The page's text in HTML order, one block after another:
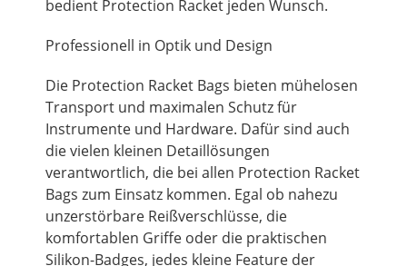
bedient Protection Racket jeden Wunsch.
Professionell in Optik und Design
Die Protection Racket Bags bieten mühelosen
Transport und maximalen Schutz für
Instrumente und Hardware. Dafür sind auch
die vielen kleinen Detaillösungen
verantwortlich, die bei allen Protection Racket
Bags zum Einsatz kommen. Egal ob nahezu
unzerstörbare Reißverschlüsse, die
komfortablen Griffe oder die praktischen
Silikon-Badges, jedes kleine Feature der